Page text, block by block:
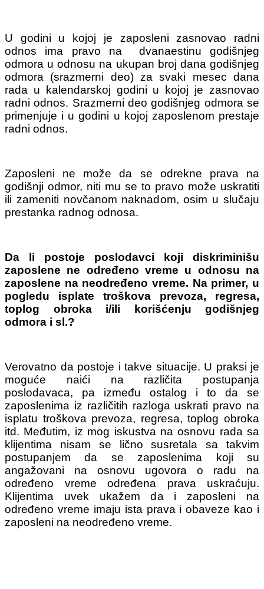
U godini u kojoj je zaposleni zasnovao radni
odnos ima pravo na dvanaestinu godišnjeg
odmora u odnosu na ukupan broj dana godišnjeg
odmora (srazmerni deo) za svaki mesec dana
rada u kalendarskoj godini u kojoj je zasnovao
radni odnos. Srazmerni deo godišnjeg odmora se
primenjuje i u godini u kojoj zaposlenom prestaje
radni odnos.
Zaposleni ne može da se odrekne prava na
godišnji odmor, niti mu se to pravo može uskratiti
ili zameniti novčanom naknadom, osim u slučaju
prestanka radnog odnosa.
Da li postoje poslodavci koji diskriminišu
zaposlene ne određeno vreme u odnosu na
zaposlene na neodređeno vreme. Na primer, u
pogledu isplate troškova prevoza, regresa,
toplog obroka i/ili korišćenju godišnjeg
odmora i sl.?
Verovatno da postoje i takve situacije. U praksi je
moguće naići na različita postupanja
poslodavaca, pa između ostalog i to da se
zaposlenima iz različitih razloga uskrati pravo na
isplatu troškova prevoza, regresa, toplog obroka
itd. Međutim, iz mog iskustva na osnovu rada sa
klijentima nisam se lično susretala sa takvim
postupanjem da se zaposlenima koji su
angažovani na osnovu ugovora o radu na
određeno vreme određena prava uskraćuju.
Klijentima uvek ukažem da i zaposleni na
određeno vreme imaju ista prava i obaveze kao i
zaposleni na neodređeno vreme.